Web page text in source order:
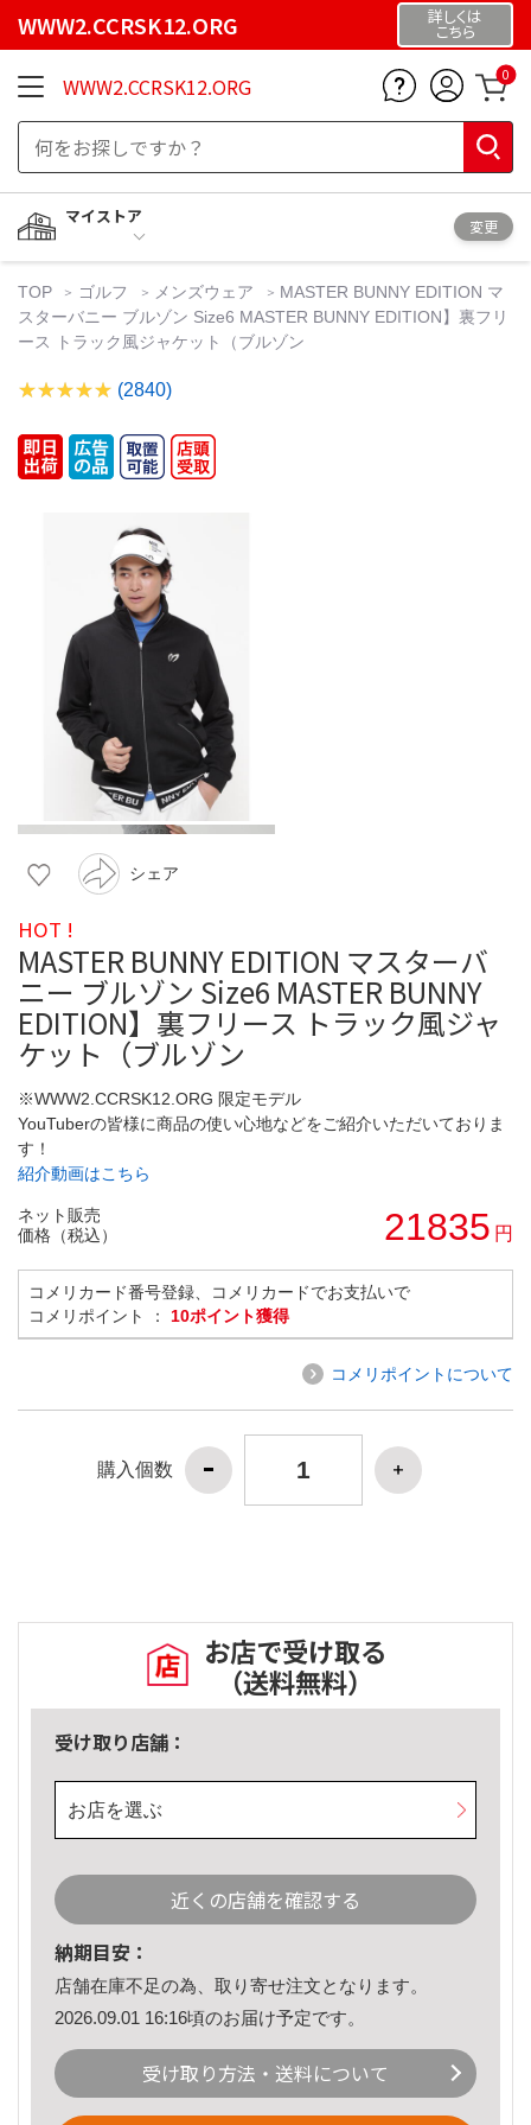
WWW2.CCRSK12.ORG 詳しくは
こちら
WWW2.CCRSK12.ORG 0
マイストア
変更
TOP ゴルフ メンズウェア
MASTER BUNNY EDITION マ
スターバニー ブルゾン Size6 MASTER BUNNY EDITION】裏フリ
ース トラック風ジャケット（ブルゾン
(2840)
シェア
HOT !
MASTER BUNNY EDITION マスターバ
ニー ブルゾン Size6 MASTER BUNNY
EDITION】裏フリース トラック風ジャ
ケット（ブルゾン
※WWW2.CCRSK12.ORG 限定モデル
YouTuberの皆様に商品の使い心地などをご紹介いただいておりま
す！
紹介動画はこちら
ネット販売
価格（税込）
21835 円
コメリカード番号登録、コメリカードでお支払いで
コメリポイント ： 10ポイント獲得
コメリポイントについて
購入個数
お店で受け取る
（送料無料）
受け取り店舗：
お店を選ぶ
近くの店舗を確認する
納期目安：
店舗在庫不足の為、取り寄せ注文となります。
2026.09.01 16:16頃のお届け予定です。
受け取り方法・送料について